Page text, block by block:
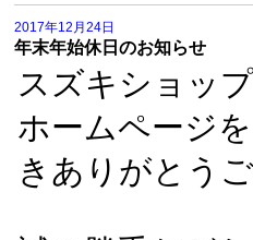
2017年12月24日
年末年始休日のお知らせ
スズキショッ
ホームページ
きありがとう